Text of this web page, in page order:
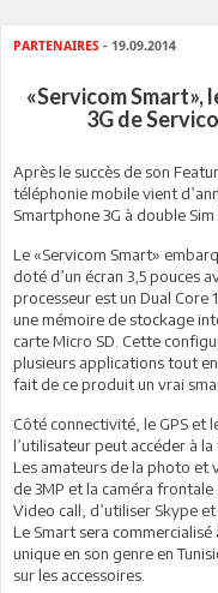
PARTENAIRES - 19.09.2014
«Servicom Smart»,
3G de
Après le succès de son
téléphonie mobile vient
Smartphone 3G à double
Le «Servicom Smart»
doté d’un écran 3,5 pouces
processeur est un Dual Core
une mémoire de stockage
carte Micro SD. Cette
plusieurs applications tout
fait de ce produit un vrai
Côté connectivité, le GPS et
l’utilisateur peut accéder à
Les amateurs de la photo et
de 3MP et la caméra
Video call, d’utiliser Skype
Le Smart sera
unique en son genre en
sur les accessoires.